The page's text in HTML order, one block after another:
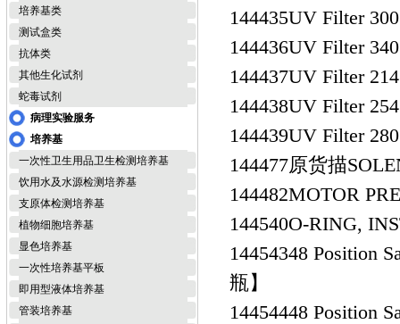
培养基类
测试盒类
抗体类
其他生化试剂
蛇毒试剂
病理实验服务
培养基
一次性卫生用品卫生检测培养基
饮用水及水源检测培养基
支原体检测培养基
植物细胞培养基
显色培养基
一次性培养基平板
即用型液体培养基
管装培养基
144435UV Filter
144436UV Filter
144437UV Filter
144438UV Filter
144439UV Filter
144477原货描
144482MOTOR
144540O-RING,
14454348 Position
瓶】
14454448 Position